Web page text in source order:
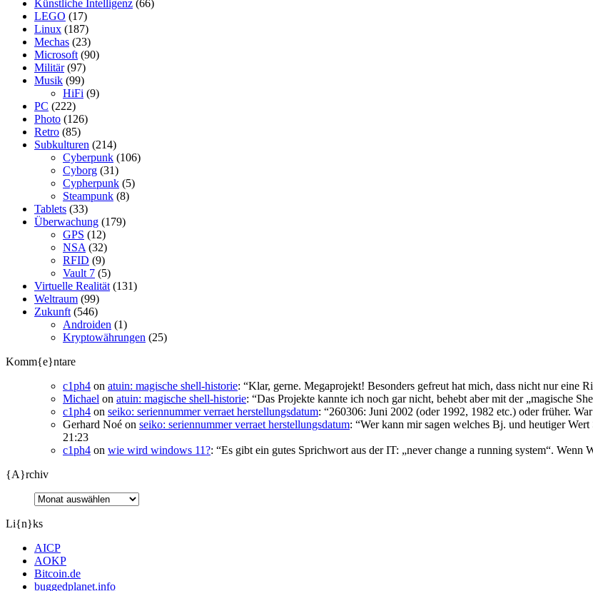
Künstliche Intelligenz (66)
LEGO (17)
Linux (187)
Mechas (23)
Microsoft (90)
Militär(97)
Musik (99)
HiFi (9)
PC (222)
Photo (126)
Retro (85)
Subkulturen (214)
Cyberpunk (106)
Cyborg (31)
Cypherpunk (5)
Steampunk (8)
Tablets (33)
Überwachung (179)
GPS (12)
NSA (32)
RFID (9)
Vault 7 (5)
Virtuelle Realität (131)
Weltraum (99)
Zukunft (546)
Androiden (1)
Kryptowährungen (25)
Komm{e}ntare
c1ph4 on atuin: magische shell-historie: “Klar, gerne. Megaprojekt! Besonders gefreut hat mich, dass nicht nur eine
Michael on atuin: magische shell-historie: “Das Projekte kannte ich noch gar nicht, behebt aber mit der „magische
c1ph4 on seiko: seriennummer verraet herstellungsdatum: “260306: Juni 2002 (oder 1992, 1982 etc.) oder früher.
Gerhard Noé on seiko: seriennummer verraet herstellungsdatum: “Wer kann mir sagen welches Bj. und heutiger
21:23
c1ph4 on wie wird windows 11?: “Es gibt ein gutes Sprichwort aus der IT: „never change a running system“.
{A}rchiv
Li{n}ks
AICP
AOKP
Bitcoin.de
buggedplanet.info